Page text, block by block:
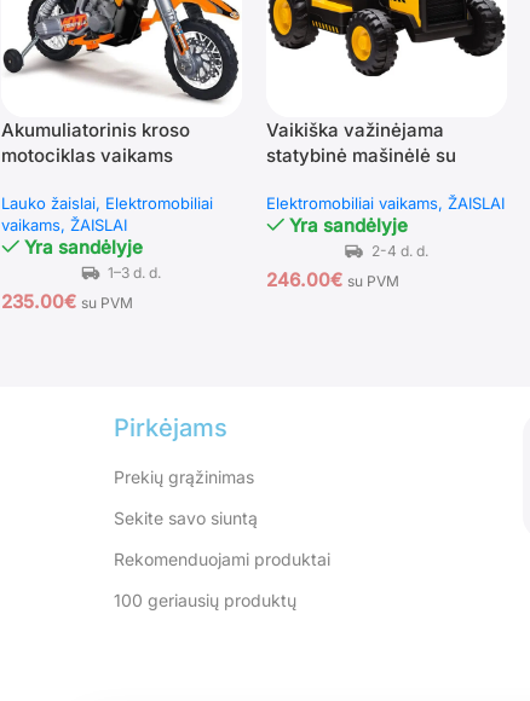
Akumuliatorinis kroso
motociklas vaikams
Lauko žaislai Elektromobiliai
vaikams ŽAISLAI
Yra sandėlyje
235.00€ su PVM
Vaikiška važinėjama
statybinė mašinėlė su
Bluetooth muzikos funkcija
Elektromobiliai vaikams ŽAISLAI
Yra sandėlyje
246.00€ su PVM
Pirkėjams
Prekių grąžinimas
Sekite savo siuntą
Rekomenduojami produktai
100 geriausių produktų